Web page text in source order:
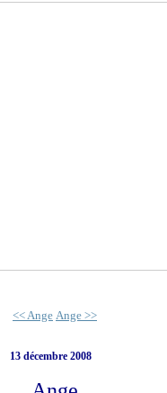
<< Ange Ange >>
13 décembre 2008